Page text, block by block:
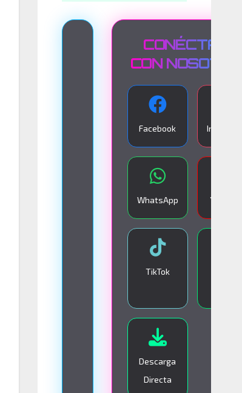
CONÉCTATE
CON
Facebook
WhatsApp YouTube
TikTok
Descarga
Directa